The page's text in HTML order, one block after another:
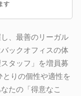
す
、最善のリーガル
ックオフィスの体
タッフ」を増員募
りの個性や適性を
たの「得意なこ